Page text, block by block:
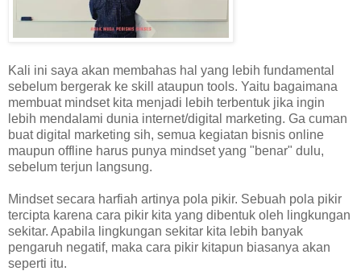
Kali ini saya akan membahas hal yang lebih fundamental
sebelum bergerak ke skill ataupun tools. Yaitu bagaimana
membuat mindset kita menjadi lebih terbentuk jika ingin
lebih mendalami dunia internet/digital marketing. Ga cuman
buat digital marketing sih, semua kegiatan bisnis online
maupun offline harus punya mindset yang "benar" dulu,
sebelum terjun langsung.
Mindset secara harfiah artinya pola pikir. Sebuah pola pikir
tercipta karena cara pikir kita yang dibentuk oleh lingkungan
sekitar. Apabila lingkungan sekitar kita lebih banyak
pengaruh negatif, maka cara pikir kitapun biasanya akan
seperti itu.